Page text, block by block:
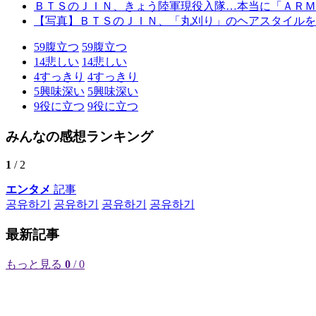
ＢＴＳのＪＩＮ、きょう陸軍現役入隊…本当に「ＡＲ
【写真】ＢＴＳのＪＩＮ、「丸刈り」のヘアスタイル
59腹立つ 59腹立つ
14悲しい 14悲しい
4すっきり 4すっきり
5興味深い 5興味深い
9役に立つ 9役に立つ
みんなの感想ランキング
1 / 2
エンタメ 記事
공유하기
공유하기 공유하기 공유하기
最新記事
もっと見る 0 / 0